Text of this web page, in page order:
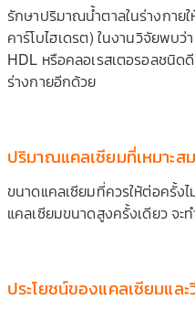
รักษาปริมาณน้ำตาลในร่างกาย
คาร์โบไฮเดรต) ในงานวิจัยพบ
HDL หรือคลอเรสเตอรอลชนิด
ร่างกายอีกด้วย
ปริมาณแคลเซียมที่เหมาะส
ขนาดแคลเซียมที่ควรให้ต่อครั้ง
แคลเซียมขนาดสูงครั้งเดียว จ
ประโยชน์ของแคลเซียมแล